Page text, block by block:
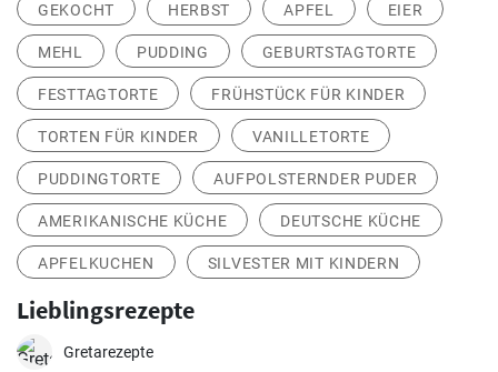
GEKOCHT HERBST APFEL EIER
MEHL PUDDING GEBURTSTAGTORTE
FESTTAGTORTE FRÜHSTÜCK FÜR KINDER
TORTEN FÜR KINDER VANILLETORTE
PUDDINGTORTE AUFPOLSTERNDER PUDER
AMERIKANISCHE KÜCHE DEUTSCHE KÜCHE
APFELKUCHEN SILVESTER MIT KINDERN
Lieblingsrezepte
Gretarezepte